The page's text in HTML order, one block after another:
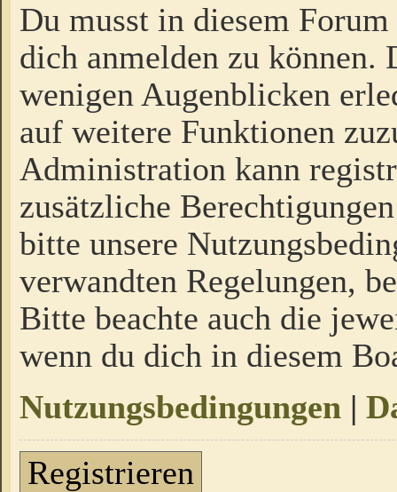
Du musst in diesem
dich anmelden zu
wenigen Augenblicken
auf weitere Funktionen
Administration kann
zusätzliche
bitte unsere
verwandten Regelungen,
Bitte beachte auch die
wenn du dich in diesem
Nutzungsbedingungen |
Registrieren